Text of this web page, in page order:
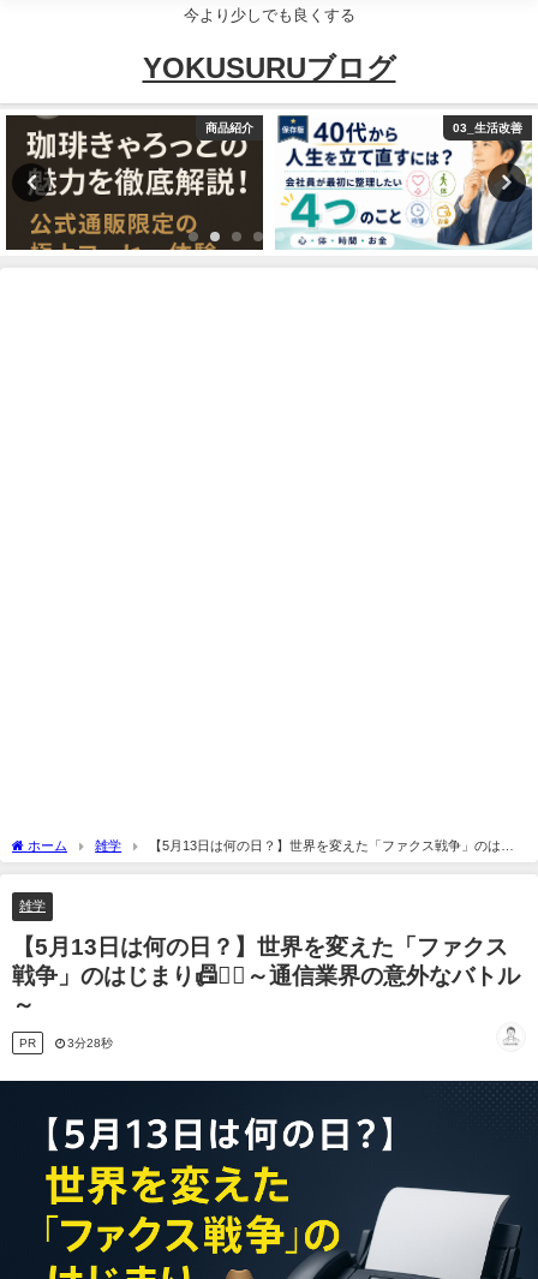
今より少しでも良くする
YOKUSURUブログ
商品紹介 03_生活改善
ホーム 雑学
【5月13日は何の日？】世界を変えた「ファクス戦争」のはじ
まり📠🕵️‍♂️～通信業界の意外なバトル～
雑学
【5月13日は何の日？】世界を変えた「ファクス
戦争」のはじまり📠🕵️‍♂️～通信業界の意外なバトル
～
PR 3分28秒